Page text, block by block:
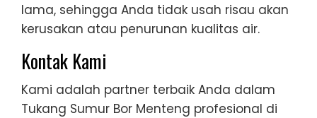
lama, sehingga Anda tidak usah risau akan
kerusakan atau penurunan kualitas air.
Kontak Kami
Kami adalah partner terbaik Anda dalam
Tukang Sumur Bor Menteng profesional di